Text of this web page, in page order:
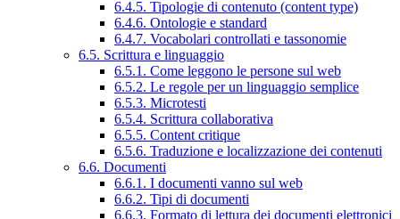
6.4.5. Tipologie di contenuto (content type)
6.4.6. Ontologie e standard
6.4.7. Vocabolari controllati e tassonomie
6.5. Scrittura e linguaggio
6.5.1. Come leggono le persone sul web
6.5.2. Le regole per un linguaggio semplice
6.5.3. Microtesti
6.5.4. Scrittura collaborativa
6.5.5. Content critique
6.5.6. Traduzione e localizzazione dei contenuti
6.6. Documenti
6.6.1. I documenti vanno sul web
6.6.2. Tipi di documenti
6.6.3. Formato di lettura dei documenti elettronici